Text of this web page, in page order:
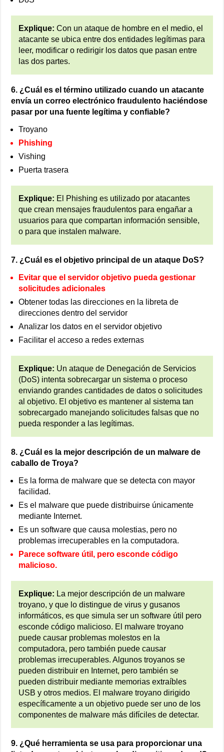
Explique: Con un ataque de hombre en el medio, el
atacante se ubica entre dos entidades legítimas para
leer, modificar o redirigir los datos que pasan entre
las dos partes.
6. ¿Cuál es el término utilizado cuando un atacante
envía un correo electrónico fraudulento haciéndose
pasar por una fuente legítima y confiable?
Troyano
Phishing
Vishing
Puerta trasera
Explique: El Phishing es utilizado por atacantes
que crean mensajes fraudulentos para engañar a
usuarios para que compartan información sensible,
o para que instalen malware.
7. ¿Cuál es el objetivo principal de un ataque DoS?
Evitar que el servidor objetivo pueda gestionar
solicitudes adicionales
Obtener todas las direcciones en la libreta de
direcciones dentro del servidor
Analizar los datos en el servidor objetivo
Facilitar el acceso a redes externas
Explique: Un ataque de Denegación de Servicios
(DoS) intenta sobrecargar un sistema o proceso
enviando grandes cantidades de datos o solicitudes
al objetivo. El objetivo es mantener al sistema tan
sobrecargado manejando solicitudes falsas que no
pueda responder a las legítimas.
8. ¿Cuál es la mejor descripción de un malware de
caballo de Troya?
Es la forma de malware que se detecta con mayor
facilidad.
Es el malware que puede distribuirse únicamente
mediante Internet.
Es un software que causa molestias, pero no
problemas irrecuperables en la computadora.
Parece software útil, pero esconde código
malicioso.
Explique: La mejor descripción de un malware
troyano, y que lo distingue de virus y gusanos
informáticos, es que simula ser un software útil pero
esconde código malicioso. El malware troyano
puede causar problemas molestos en la
computadora, pero también puede causar
problemas irrecuperables. Algunos troyanos se
pueden distribuir en Internet, pero también se
pueden distribuir mediante memorias extraíbles
USB y otros medios. El malware troyano dirigido
específicamente a un objetivo puede ser uno de los
componentes de malware más difíciles de detectar.
9. ¿Qué herramienta se usa para proporcionar una